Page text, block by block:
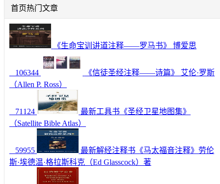
首页热门文章
《生命宝训讲道注释——罗马书》 博爱思
106344
《信徒圣经注释——诗篇》 艾伦·罗斯
（Allen P. Ross）
71124
最新工具书《圣经卫星地图集》
（Satellite Bible Atlas）
59955
最新解经注释书《马太福音注释》劳伦
斯·埃德温·格拉斯科克（Ed Glasscock）著